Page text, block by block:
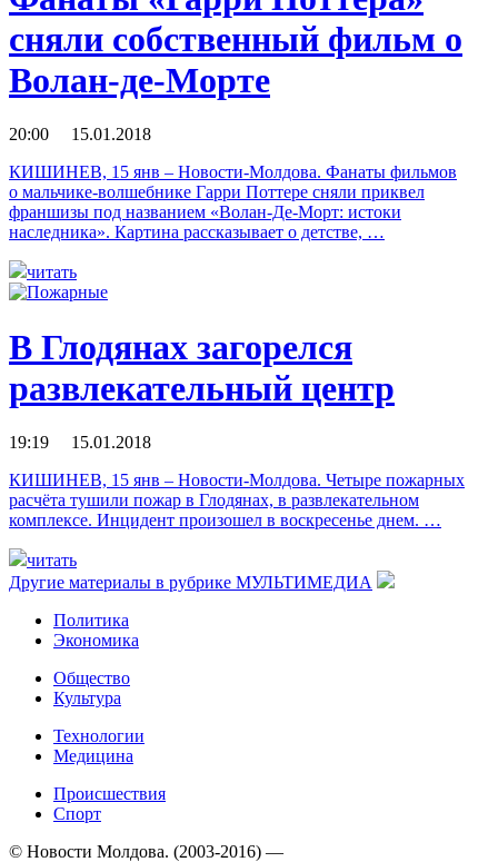
сняли собственный фильм о
Волан-де-Морте
20:00 15.01.2018
КИШИНЕВ, 15 янв – Новости-Молдова. Фанаты фильмов
о мальчике-волшебнике Гарри Поттере сняли приквел
франшизы под названием «Волан-Де-Морт: истоки
наследника». Картина рассказывает о детстве, …
читать
В Глодянах загорелся
развлекательный центр
19:19 15.01.2018
КИШИНЕВ, 15 янв – Новости-Молдова. Четыре пожарных
расчёта тушили пожар в Глодянах, в развлекательном
комплексе. Инцидент произошел в воскресенье днем. …
читать
Другие материалы в рубрике МУЛЬТИМЕДИА
Политика
Экономика
Общество
Культура
Технологии
Медицина
Происшествия
Спорт
© Новости Молдова. (2003-2016) —